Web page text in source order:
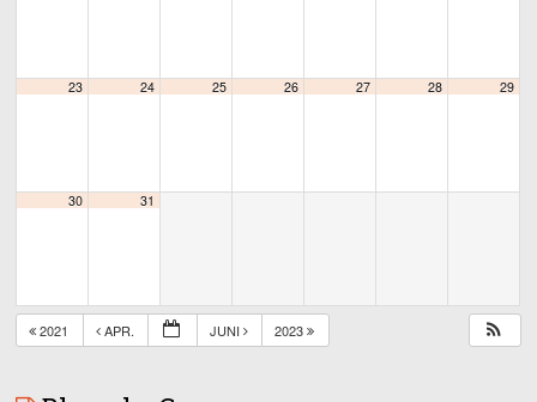
23 24 25 26 27 28 29
30 31
2021 APR. JUNI 2023